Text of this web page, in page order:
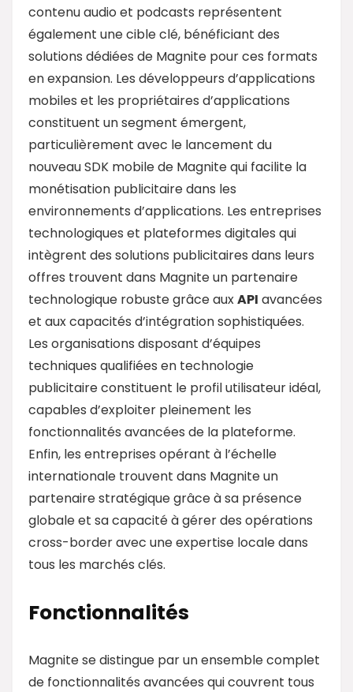
contenu audio et podcasts représentent
également une cible clé, bénéficiant des
solutions dédiées de Magnite pour ces formats
en expansion. Les développeurs d’applications
mobiles et les propriétaires d’applications
constituent un segment émergent,
particulièrement avec le lancement du
nouveau SDK mobile de Magnite qui facilite la
monétisation publicitaire dans les
environnements d’applications. Les entreprises
technologiques et plateformes digitales qui
intègrent des solutions publicitaires dans leurs
offres trouvent dans Magnite un partenaire
technologique robuste grâce auxAPI avancées
et aux capacités d’intégration sophistiquées.
Les organisations disposant d’équipes
techniques qualifiées en technologie
publicitaire constituent le profil utilisateur idéal,
capables d’exploiter pleinement les
fonctionnalités avancées de la plateforme.
Enfin, les entreprises opérant à l’échelle
internationale trouvent dans Magnite un
partenaire stratégique grâce à sa présence
globale et sa capacité à gérer des opérations
cross-border avec une expertise locale dans
tous les marchés clés.
Fonctionnalités
Magnite se distingue par un ensemble complet
de fonctionnalités avancées qui couvrent tous